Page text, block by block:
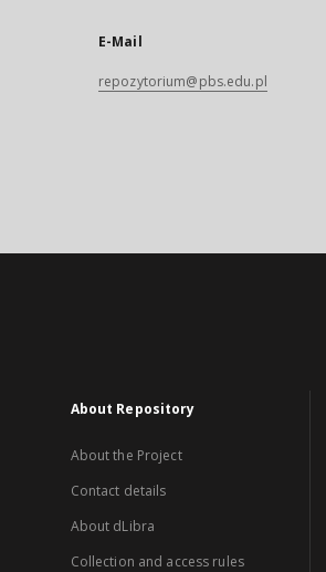
E-Mail
repozytorium@pbs.edu.pl
About Repository
About the Project
Contact details
About dLibra
Collection and access rules